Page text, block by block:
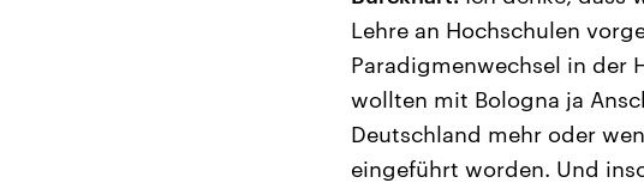
Lehre an Hochschulen
Paradigmenwechsel in der
wollten mit Bologna ja
Deutschland mehr oder
eingeführt worden. Und